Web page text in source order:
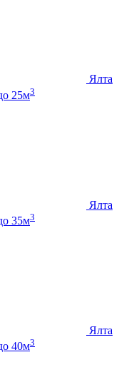
Ялта
25м3
Ялта
35м3
Ялта
40м3